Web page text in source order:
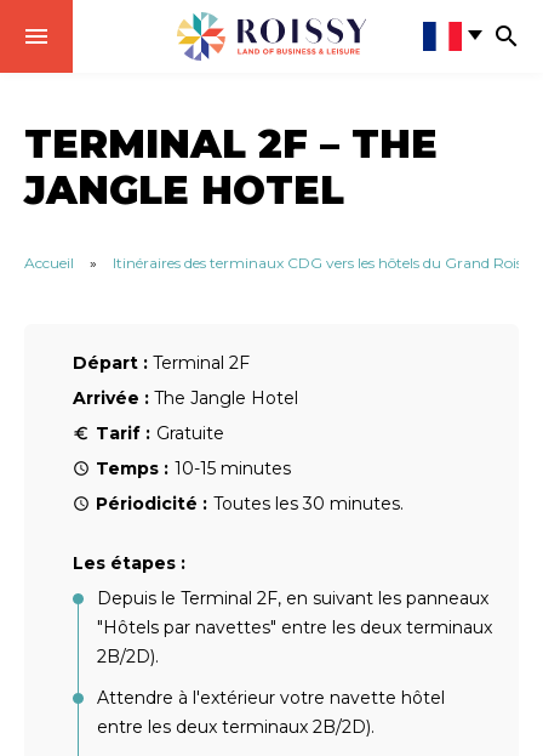
TERMINAL 2F – THE
JANGLE HOTEL
Accueil » Itinéraires des terminaux CDG vers les hôtels du Grand Roissy
Départ : Terminal 2F
Arrivée : The Jangle Hotel
Tarif : Gratuite
Temps : 10-15 minutes
Périodicité : Toutes les 30 minutes.
Les étapes :
Depuis le Terminal 2F, en suivant les panneaux
"Hôtels par navettes" entre les deux terminaux
2B/2D).
Attendre à l'extérieur votre navette hôtel
entre les deux terminaux 2B/2D).